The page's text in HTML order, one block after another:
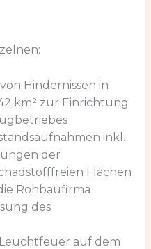
Hindernissen in
km² zur Einrichtung
inkl.
der
Flächen
Rohbaufirma
des
auf dem